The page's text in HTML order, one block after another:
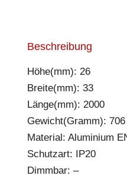
Beschreibung
Höhe(mm): 26
Breite(mm): 33
Länge(mm): 2000
Gewicht(Gramm): 706
Material: Aluminium
Schutzart: IP20
Dimmbar: –